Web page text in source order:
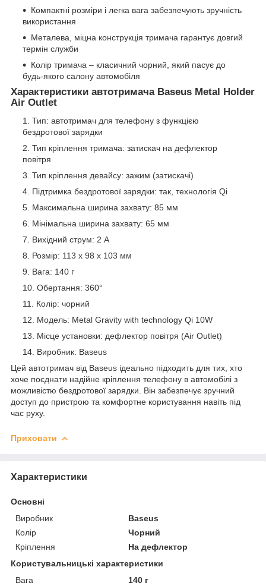
Компактні розміри і легка вага забезпечують зручність
використання
Металева, міцна конструкція тримача гарантує довгий
термін служби
Колір тримача – класичний чорний, який пасує до
будь-якого салону автомобіля
Характеристики автотримача Baseus Metal Holder
Air Outlet
Тип: автотримач для телефону з функцією
бездротової зарядки
Тип кріплення тримача: затискач на дефлектор
повітря
Тип кріплення девайсу: зажим (затискачі)
Підтримка бездротової зарядки: так, технологія Qi
Максимальна ширина захвату: 85 мм
Мінімальна ширина захвату: 65 мм
Вихідний струм: 2 А
Розмір: 113 х 98 х 103 мм
Вага: 140 г
Обертання: 360°
Колір: чорний
Модель: Metal Gravity with technology Qi 10W
Місце установки: дефлектор повітря (Air Outlet)
Виробник: Baseus
Цей автотримач від Baseus ідеально підходить для тих, хто
хоче поєднати надійне кріплення телефону в автомобілі з
можливістю бездротової зарядки. Він забезпечує зручний
доступ до пристрою та комфортне користування навіть під
час руху.
Приховати
Характеристики
Основні
Виробник
Baseus
Колір
Чорний
Кріплення
На дефлектор
Користувальницькі характеристики
Вага
140 г